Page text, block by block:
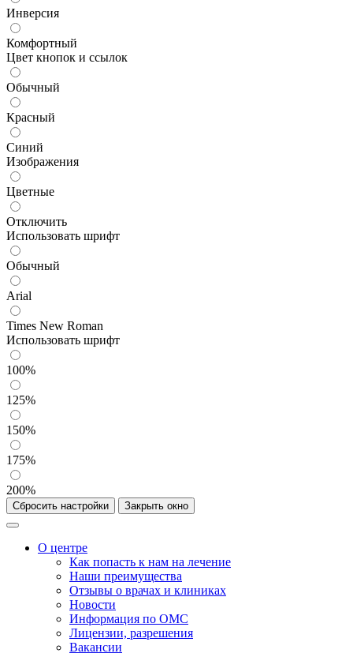
Инверсия
Комфортный
Цвет кнопок и ссылок
Обычный
Красный
Синий
Изображения
Цветные
Отключить
Использовать шрифт
Обычный
Arial
Times New Roman
Использовать шрифт
100%
125%
150%
175%
200%
Сбросить настройки Закрыть окно
О центре
Как попасть к нам на лечение
Наши преимущества
Отзывы о врачах и клиниках
Новости
Информация по ОМС
Лицензии, разрешения
Вакансии